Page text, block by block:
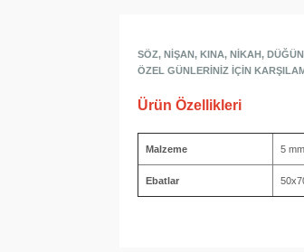
SÖZ, NİŞAN, KINA, NİKAH,
ÖZEL GÜNLERİNİZ İÇİN
Ürün Özellikleri
Malzeme 5
Ebatlar